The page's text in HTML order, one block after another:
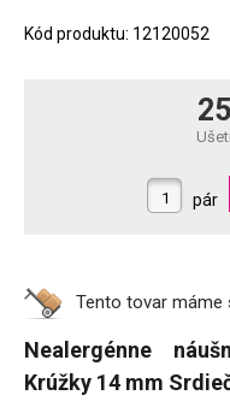
Kód produktu: 12120052
pár
Tento tovar máme
Nealergénne
Krúžky 14 mm